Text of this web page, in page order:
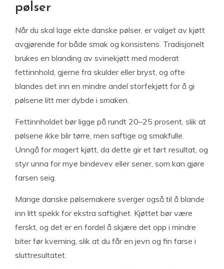
pølser
Når du skal lage ekte danske pølser, er valget av kjøtt
avgjørende for både smak og konsistens. Tradisjonelt
brukes en blanding av svinekjøtt med moderat
fettinnhold, gjerne fra skulder eller bryst, og ofte
blandes det inn en mindre andel storfekjøtt for å gi
pølsene litt mer dybde i smaken.
Fettinnholdet bør ligge på rundt 20–25 prosent, slik at
pølsene ikke blir tørre, men saftige og smakfulle.
Unngå for magert kjøtt, da dette gir et tørt resultat, og
styr unna for mye bindevev eller sener, som kan gjøre
farsen seig.
Mange danske pølsemakere sverger også til å blande
inn litt spekk for ekstra saftighet. Kjøttet bør være
ferskt, og det er en fordel å skjære det opp i mindre
biter før kverning, slik at du får en jevn og fin farse i
sluttresultatet.